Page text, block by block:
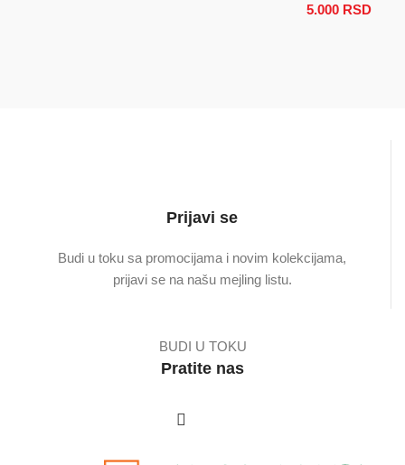
do 5.000 RSD
5.000 RSD
Prijavi se
Budi u toku sa promocijama i novim kolekcijama,
prijavi se na našu mejling listu.
BUDI U TOKU
Pratite nas